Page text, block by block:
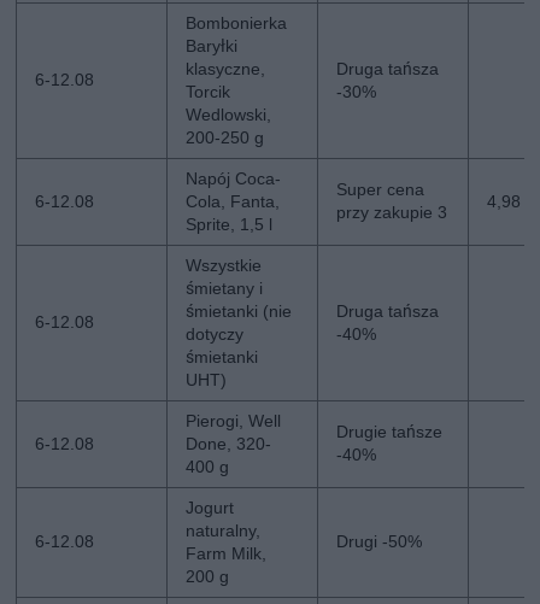
6-12.08
Bombonierka
Baryłki
klasyczne,
Torcik
Wedlowski,
200-250 g
Druga tańsza
-30%
6-12.08
Napój Coca-
Cola, Fanta,
Sprite, 1,5 l
Super cena
przy zakupie 3
4,98
6-12.08
Wszystkie
śmietany i
śmietanki (nie
dotyczy
śmietanki
UHT)
Druga tańsza
-40%
6-12.08
Pierogi, Well
Done, 320-
400 g
Drugie tańsze
-40%
6-12.08
Jogurt
naturalny,
Farm Milk,
200 g
Drugi -50%